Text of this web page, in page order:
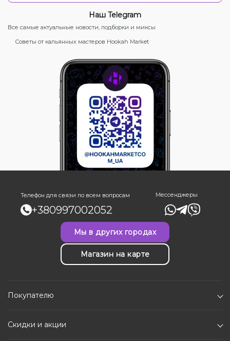
Наш Telegram
Все самые актуальные новости, подборки и миксы
Советы от кальянных мастеров Hookah Market
Телефон для связи по всем вопросам
+380997002052
Мессенджеры
Мы в других городах
Магазин на карте
Покупателю
Скидки и акции